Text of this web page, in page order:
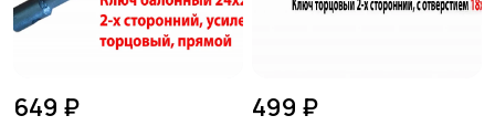
649 ₽ 499 ₽